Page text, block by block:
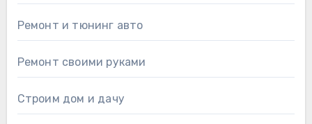
Ремонт и тюнинг авто
Ремонт своими руками
Строим дом и дачу